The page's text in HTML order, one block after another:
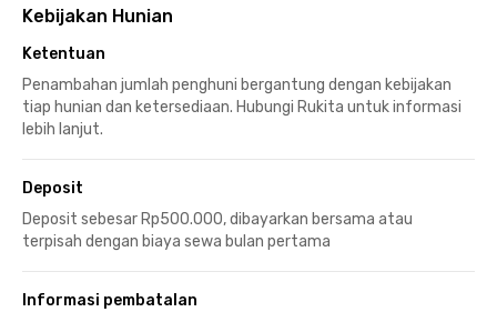
Kebijakan Hunian
Ketentuan
Penambahan jumlah penghuni bergantung dengan kebijakan
tiap hunian dan ketersediaan. Hubungi Rukita untuk informasi
lebih lanjut.
Deposit
Deposit sebesar Rp500.000, dibayarkan bersama atau
terpisah dengan biaya sewa bulan pertama
Informasi pembatalan